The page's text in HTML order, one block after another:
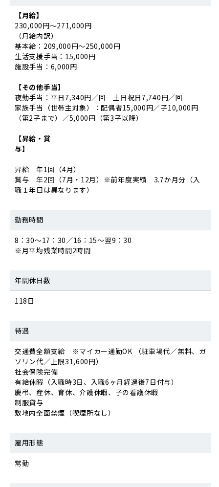
【月給】
230,000円～271,000円
（月給内訳）
基本給：209,000円～250,000円
生活支援手当：15,000円
施設手当：6,000円
【その他手当】
夜勤手当：平日7,340円／回 土日祝日7,740円／回
家族手当（世帯主対象）：配偶者15,000円／子10,000円
（第2子まで）／5,000円（第3子以降）
【昇給・賞
与】
昇給 年1回（4月）
賞与 年2回（7月・12月）※前年度実績 3.7か月分（入
職１年目は異なります）
勤務時間
8：30～17：30／16：15～翌9：30
※月平均残業時間2時間
年間休日数
118日
待遇
交通費全額支給 ※マイカー通勤OK （駐車場代／無料、ガ
ソリン代／上限31,600円）
社会保険完備
有給休暇（入職時3日、入職6ヶ月経過後7日付与）
慶弔、産休、育休、介護休暇、子の看護休暇
制服貸与
敷地内全面禁煙（喫煙所なし）
雇用形態
常勤